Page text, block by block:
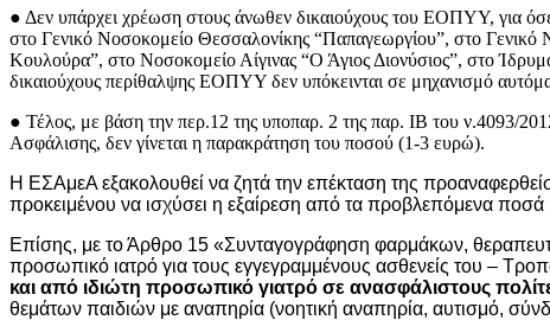
● Δεν υπάρχει χρέωση στους άνωθεν δικαιούχους του ΕΟΠΥΥ, για
στο Γενικό Νοσοκομείο Θεσσαλονίκης “Παπαγεωργίου”, στο
Κουλούρα”, στο Νοσοκομείο Αίγινας “Ο Άγιος Διονύσιος”, στο
δικαιούχους περίθαλψης ΕΟΠΥΥ δεν υπόκεινται σε μηχανισμό
● Τέλος, με βάση την περ.12 της υποπαρ. 2 της παρ. ΙΒ του ν.4093/
Ασφάλισης, δεν γίνεται η παρακράτηση του ποσού (1-3 ευρώ).
Η ΕΣΑμεΑ εξακολουθεί να ζητά την επέκταση της
προκειμένου να ισχύσει η εξαίρεση από τα προβλεπόμενα ποσά
Επίσης, με το Άρθρο 15 «Συνταγογράφηση φαρμάκων,
προσωπικό ιατρό για τους εγγεγραμμένους ασθενείς του –
και από ιδιώτη προσωπικό γιατρό σε ανασφάλιστους
θεμάτων παιδιών με αναπηρία (νοητική αναπηρία, αυτισμό,